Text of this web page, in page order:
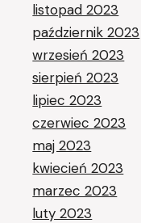
listopad 2023
październik 2023
wrzesień 2023
sierpień 2023
lipiec 2023
czerwiec 2023
maj 2023
kwiecień 2023
marzec 2023
luty 2023